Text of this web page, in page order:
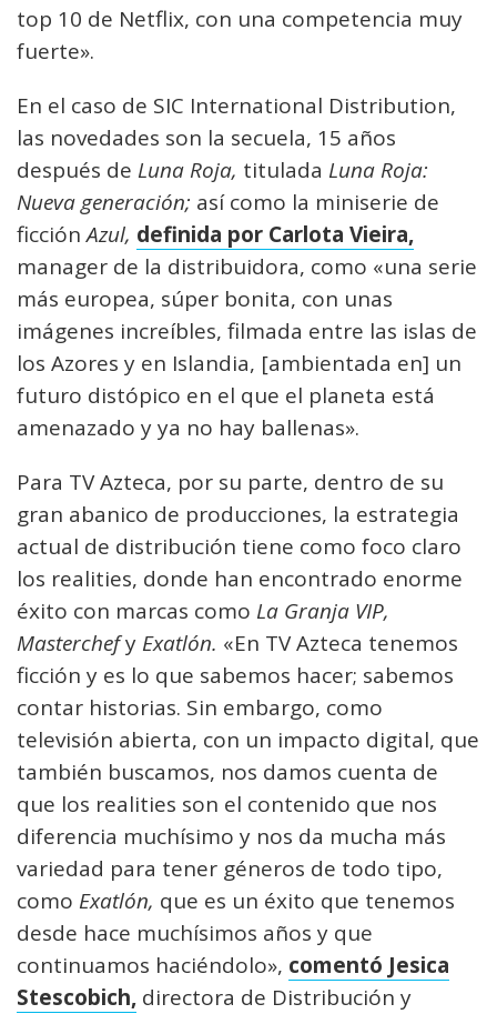
top 10 de Netflix, con una competencia muy
fuerte».
En el caso de SIC International Distribution,
las novedades son la secuela, 15 años
después de Luna Roja, titulada Luna Roja:
Nueva generación; así como la miniserie de
ficciónAzul, definida por Carlota Vieira,
manager de la distribuidora, como «una serie
más europea, súper bonita, con unas
imágenes increíbles, filmada entre las islas de
los Azores y en Islandia, [ambientada en] un
futuro distópico en el que el planeta está
amenazado y ya no hay ballenas».
Para TV Azteca, por su parte, dentro de su
gran abanico de producciones, la estrategia
actual de distribución tiene como foco claro
los realities, donde han encontrado enorme
éxito con marcas como La Granja VIP,
Masterchefy Exatlón. «En TV Azteca tenemos
ficción y es lo que sabemos hacer; sabemos
contar historias. Sin embargo, como
televisión abierta, con un impacto digital, que
también buscamos, nos damos cuenta de
que los realities son el contenido que nos
diferencia muchísimo y nos da mucha más
variedad para tener géneros de todo tipo,
como Exatlón, que es un éxito que tenemos
desde hace muchísimos años y que
continuamos haciéndolo», comentó Jesica
Stescobich, directora de Distribución y